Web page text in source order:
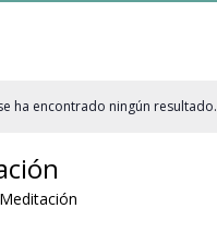
ha encontrado ningún resultado.
Meditación